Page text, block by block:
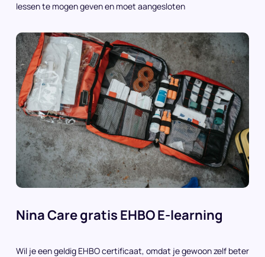
lessen te mogen geven en moet aangesloten
Nina Care gratis EHBO E-learning
Wil je een geldig EHBO certificaat, omdat je gewoon zelf beter